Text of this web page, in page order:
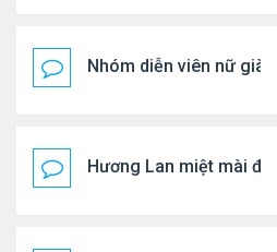
Nhóm diễn viên nữ giàu
Hương Lan miệt mài đi